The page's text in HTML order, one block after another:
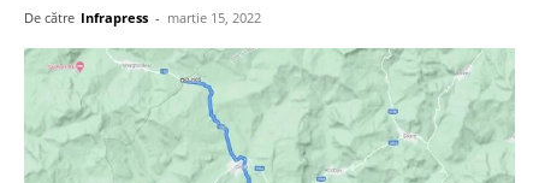
De către Infrapress - martie 15, 2022